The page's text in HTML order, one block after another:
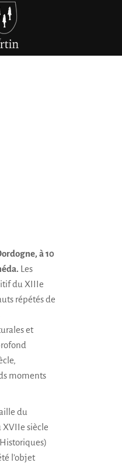
, à 10
Les
du XIIIe
répétés de
et
moments
du
siècle
l’objet